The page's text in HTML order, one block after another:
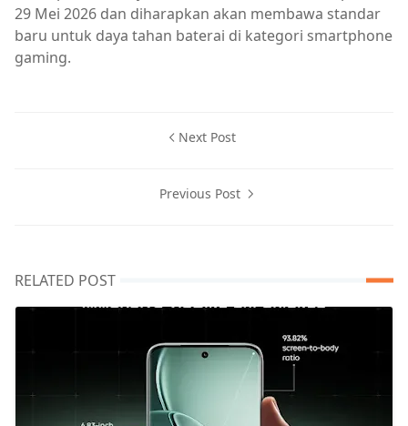
29 Mei 2026 dan diharapkan akan membawa standar
baru untuk daya tahan baterai di kategori smartphone
gaming.
Next Post
Previous Post
RELATED POST